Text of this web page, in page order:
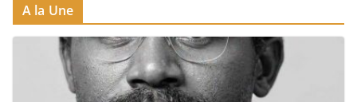
A la Une